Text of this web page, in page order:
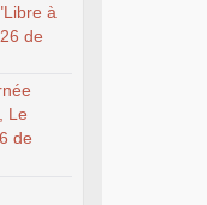
à
de
Le
de